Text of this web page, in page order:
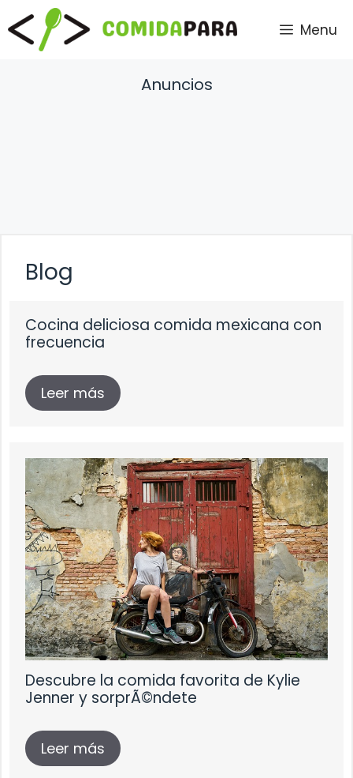
Saltar
al
contenido
Menu
Anuncios
Blog
Cocina deliciosa comida mexicana con
frecuencia
Leer más
Descubre la comida favorita de Kylie
Jenner y sorprÃ©ndete
Leer más